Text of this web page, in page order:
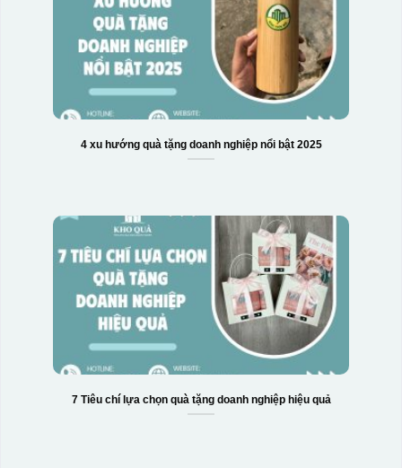
Hộp xi bình hoa
4 xu hướng quà tặng doanh nghiệp nổi bật 2025
7 Tiêu chí lựa chọn quà tặng doanh nghiệp hiệu quả